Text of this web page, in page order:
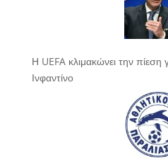
Η UEFA κλιμακώνει την
Ινφαντίνο